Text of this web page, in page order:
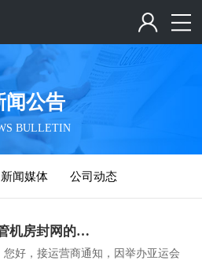
闻公告
BULLETIN
新闻媒体 公司动态
关于傲闪云托管机房封网的通知
，接运营商通知，因举办亚运会